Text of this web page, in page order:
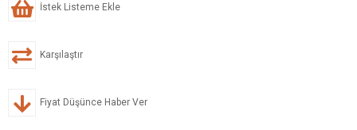
İstek Listeme Ekle
Karşılaştır
Fiyat Düşünce Haber Ver